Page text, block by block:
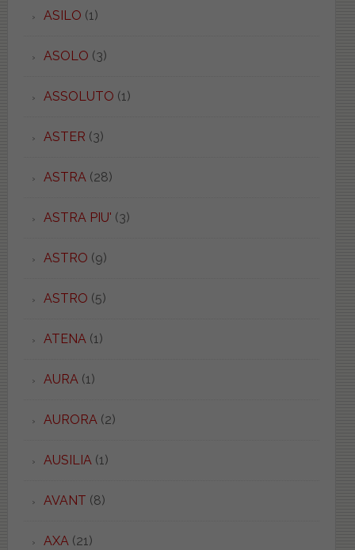
ASILO (1)
ASOLO (3)
ASSOLUTO (1)
ASTER (3)
ASTRA(28)
ASTRA PIU' (3)
ASTRO (9)
ASTRO (5)
ATENA(1)
AURA(1)
AURORA(2)
AUSILIA(1)
AVANT (8)
AXA(21)